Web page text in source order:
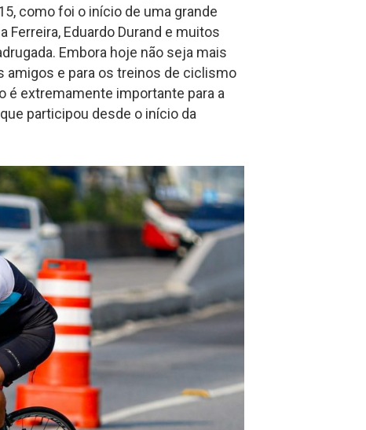
como foi o início de uma grande
Eduardo Durand e muitos
Embora hoje não seja mais
amigos e para os treinos de ciclismo
é extremamente importante para a
participou desde o início da